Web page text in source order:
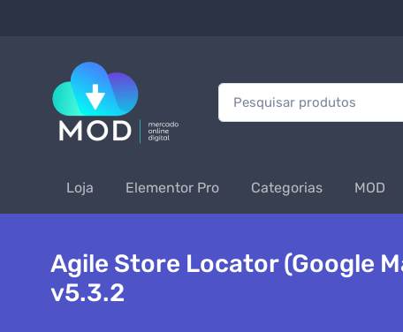
Procurar:
Loja Elementor Pro Categorias MOD
Agile Store Locator (Google
v5.3.2